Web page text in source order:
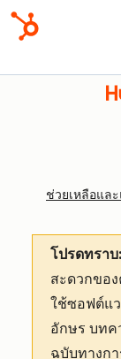
ช่วยเหลือแล
โปรดทราบ
สะดวกขอ
ใช้ซอฟต์แ
อักษร บทค
ฉบับทางก